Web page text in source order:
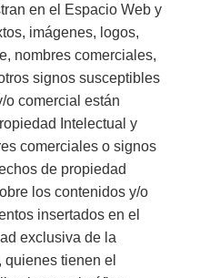
en el Espacio Web y
imágenes, logos,
nombres comerciales,
signos susceptibles
o comercial están
Intelectual y
comerciales o signos
de propiedad
los contenidos y/o
insertados en el
exclusiva de la
quienes tienen el